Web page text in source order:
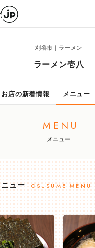
刈谷市｜ラーメン
ラーメン壱八
お店の新着情報 メニュー
MENU
メニュー
ュー OSUSUME MENU